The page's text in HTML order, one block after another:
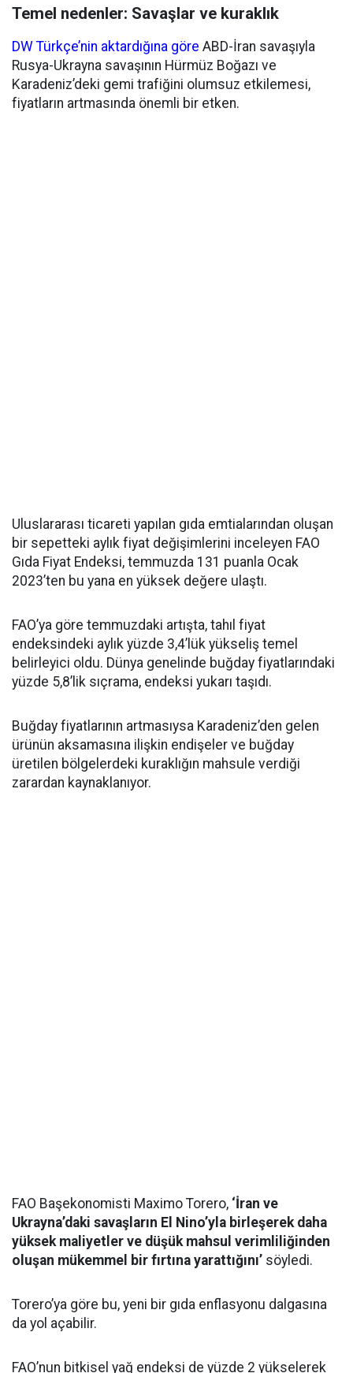
Temel nedenler: Savaşlar ve kuraklık
DW Türkçe’nin aktardığına göre ABD-İran savaşıyla
Rusya-Ukrayna savaşının Hürmüz Boğazı ve
Karadeniz’deki gemi trafiğini olumsuz etkilemesi,
fiyatların artmasında önemli bir etken.
Uluslararası ticareti yapılan gıda emtialarından oluşan
bir sepetteki aylık fiyat değişimlerini inceleyen FAO
Gıda Fiyat Endeksi, temmuzda 131 puanla Ocak
2023’ten bu yana en yüksek değere ulaştı.
FAO’ya göre temmuzdaki artışta, tahıl fiyat
endeksindeki aylık yüzde 3,4’lük yükseliş temel
belirleyici oldu. Dünya genelinde buğday fiyatlarındaki
yüzde 5,8’lik sıçrama, endeksi yukarı taşıdı.
Buğday fiyatlarının artmasıysa Karadeniz’den gelen
ürünün aksamasına ilişkin endişeler ve buğday
üretilen bölgelerdeki kuraklığın mahsule verdiği
zarardan kaynaklanıyor.
FAO Başekonomisti Maximo Torero, ‘İran ve
Ukrayna’daki savaşların El Nino’yla birleşerek daha
yüksek maliyetler ve düşük mahsul verimliliğinden
oluşan mükemmel bir fırtına yarattığını’ söyledi.
Torero’ya göre bu, yeni bir gıda enflasyonu dalgasına
da yol açabilir.
FAO’nun bitkisel yağ endeksi de yüzde 2 yükselerek